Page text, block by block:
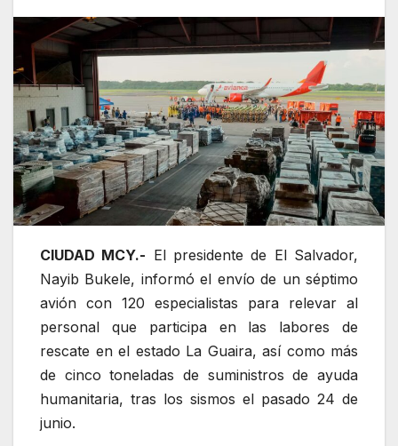
CIUDAD MCY.- El presidente de El Salvador,
Nayib Bukele, informó el envío de un séptimo
avión con 120 especialistas para relevar al
personal que participa en las labores de
rescate en el estado La Guaira, así como más
de cinco toneladas de suministros de ayuda
humanitaria, tras los sismos el pasado 24 de
junio.